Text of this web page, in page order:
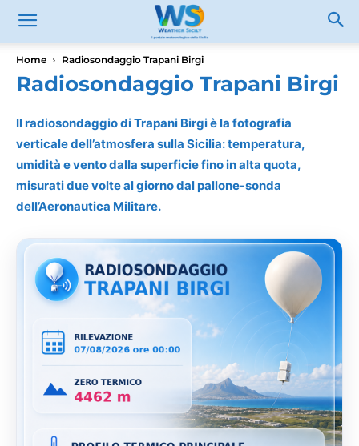
Home Radiosondaggio Trapani Birgi
Radiosondaggio Trapani Birgi
Il radiosondaggio di Trapani Birgi è la fotografia
verticale dell’atmosfera sulla Sicilia: temperatura,
umidità e vento dalla superficie fino in alta quota,
misurati due volte al giorno dal pallone-sonda
dell’Aeronautica Militare.